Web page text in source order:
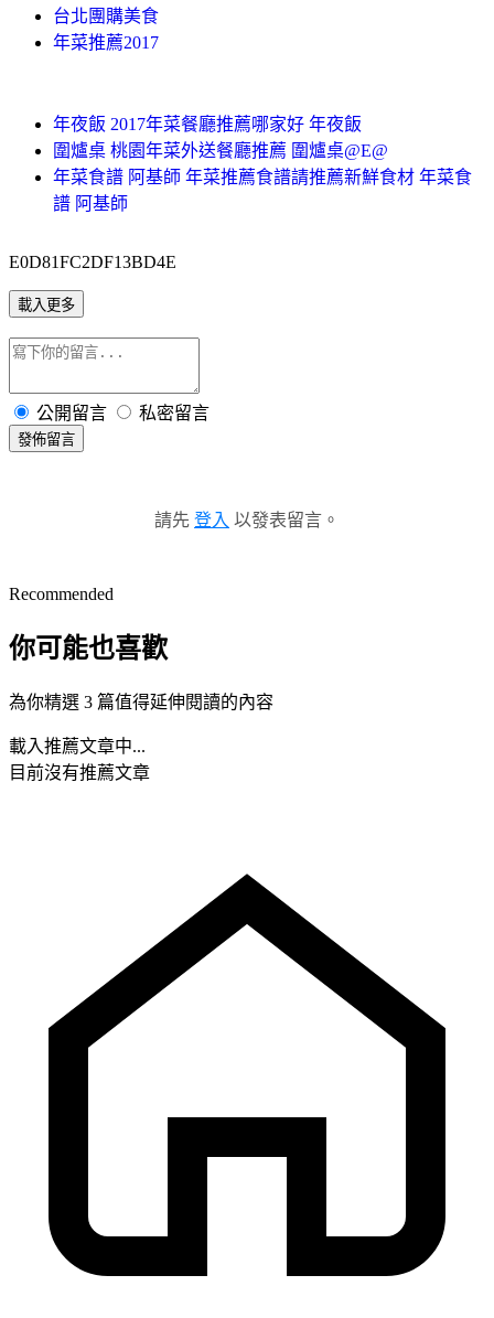
台北團購美食
年菜推薦2017
年夜飯 2017年菜餐廳推薦哪家好 年夜飯
圍爐桌 桃園年菜外送餐廳推薦 圍爐桌@E@
年菜食譜 阿基師 年菜推薦食譜請推薦新鮮食材 年菜食
譜 阿基師
E0D81FC2DF13BD4E
載入更多
公開留言 私密留言
發佈留言
請先 登入 以發表留言。
Recommended
你可能也喜歡
為你精選 3 篇值得延伸閱讀的內容
載入推薦文章中...
目前沒有推薦文章